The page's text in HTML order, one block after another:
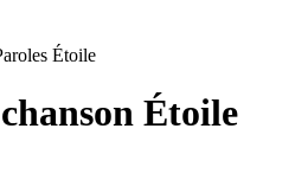
Étoile
Étoile